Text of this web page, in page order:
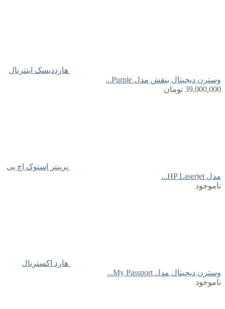
هارددیسک اینترنال
وسترن دیجیتال بنفش مدل Purple...
39,000,000 تومان
پرینتر استوک اچ پی
مدل HP Laserjet...
ناموجود
هارد اکسترنال
وسترن دیجیتال مدل My Passport...
ناموجود